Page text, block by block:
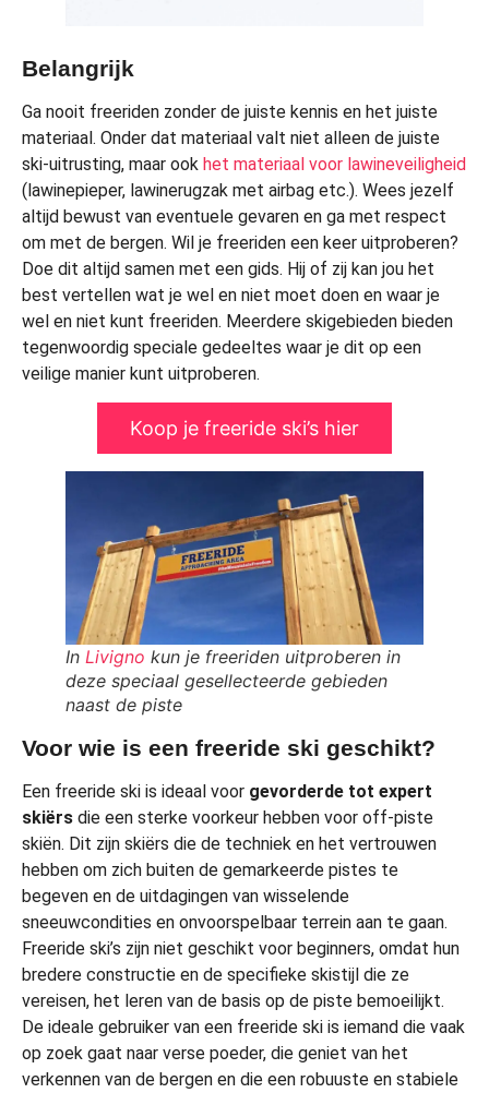
Belangrijk
Ga nooit freeriden zonder de juiste kennis en het juiste
materiaal. Onder dat materiaal valt niet alleen de juiste
ski-uitrusting, maar ook het materiaal voor lawineveiligheid
(lawinepieper, lawinerugzak met airbag etc.). Wees jezelf
altijd bewust van eventuele gevaren en ga met respect
om met de bergen. Wil je freeriden een keer uitproberen?
Doe dit altijd samen met een gids. Hij of zij kan jou het
best vertellen wat je wel en niet moet doen en waar je
wel en niet kunt freeriden. Meerdere skigebieden bieden
tegenwoordig speciale gedeeltes waar je dit op een
veilige manier kunt uitproberen.
Koop je freeride ski’s hier
In Livigno kun je freeriden uitproberen in
deze speciaal gesellecteerde gebieden
naast de piste
Voor wie is een freeride ski geschikt?
Een freeride ski is ideaal voor gevorderde tot expert
skiërs die een sterke voorkeur hebben voor off-piste
skiën. Dit zijn skiërs die de techniek en het vertrouwen
hebben om zich buiten de gemarkeerde pistes te
begeven en de uitdagingen van wisselende
sneeuwcondities en onvoorspelbaar terrein aan te gaan.
Freeride ski’s zijn niet geschikt voor beginners, omdat hun
bredere constructie en de specifieke skistijl die ze
vereisen, het leren van de basis op de piste bemoeilijkt.
De ideale gebruiker van een freeride ski is iemand die vaak
op zoek gaat naar verse poeder, die geniet van het
verkennen van de bergen en die een robuuste en stabiele